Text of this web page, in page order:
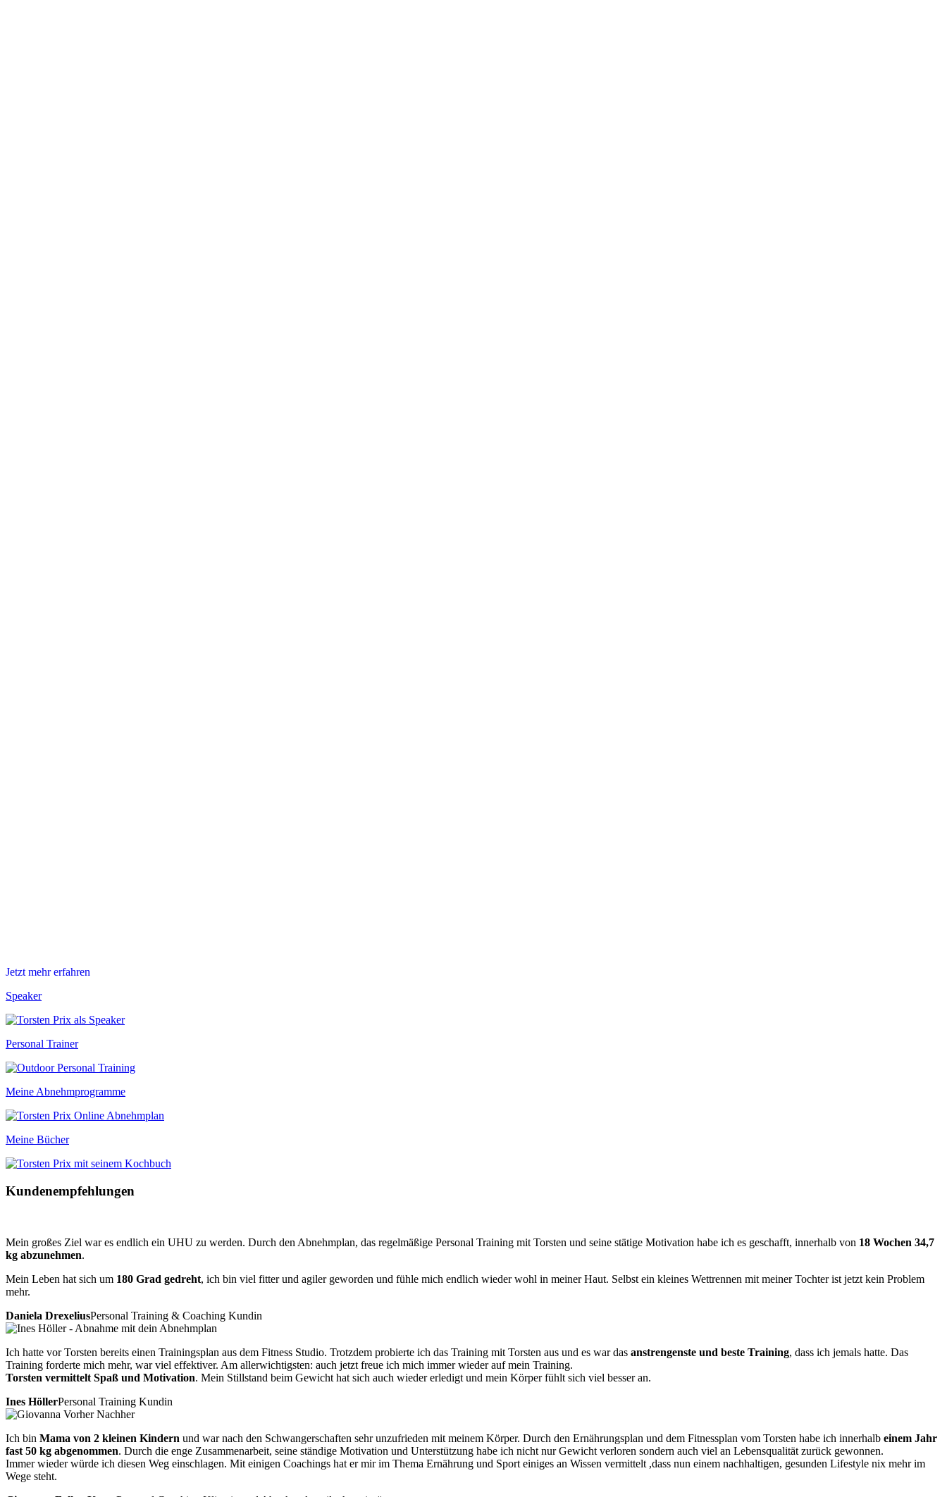
Jetzt mehr erfahren
Speaker
Personal Trainer
Meine Abnehmprogramme
Meine Bücher
Kundenempfehlungen
Mein großes Ziel war es endlich ein UHU zu werden. Durch den Abnehmplan, das regelmäßige Personal Training mit Torsten und seine stätige Motivation habe ich es geschafft, innerhalb von 18 Wochen 34,7
kg abzunehmen.
Mein Leben hat sich um 180 Grad gedreht, ich bin viel fitter und agiler geworden und fühle mich endlich wieder wohl in meiner Haut. Selbst ein kleines Wettrennen mit meiner Tochter ist jetzt kein Problem
mehr.
Daniela DrexeliusPersonal Training & Coaching Kundin
Ich hatte vor Torsten bereits einen Trainingsplan aus dem Fitness Studio. Trotzdem probierte ich das Training mit Torsten aus und es war das anstrengenste und beste Training, dass ich jemals hatte. Das
Training forderte mich mehr, war viel effektiver. Am allerwichtigsten: auch jetzt freue ich mich immer wieder auf mein Training.
Torsten vermittelt Spaß und Motivation. Mein Stillstand beim Gewicht hat sich auch wieder erledigt und mein Körper fühlt sich viel besser an.
Ines HöllerPersonal Training Kundin
Ich bin Mama von 2 kleinen Kindern und war nach den Schwangerschaften sehr unzufrieden mit meinem Körper. Durch den Ernährungsplan und dem Fitnessplan vom Torsten habe ich innerhalb einem Jahr
fast 50 kg abgenommen. Durch die enge Zusammenarbeit, seine ständige Motivation und Unterstützung habe ich nicht nur Gewicht verloren sondern auch viel an Lebensqualität zurück gewonnen.
Immer wieder würde ich diesen Weg einschlagen. Mit einigen Coachings hat er mir im Thema Ernährung und Sport einiges an Wissen vermittelt ,dass nun einem nachhaltigen, gesunden Lifestyle nix mehr im
Wege steht.